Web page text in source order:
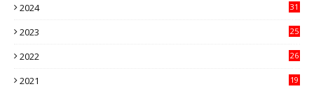
2024
31
2023
25
2022
26
2021
19